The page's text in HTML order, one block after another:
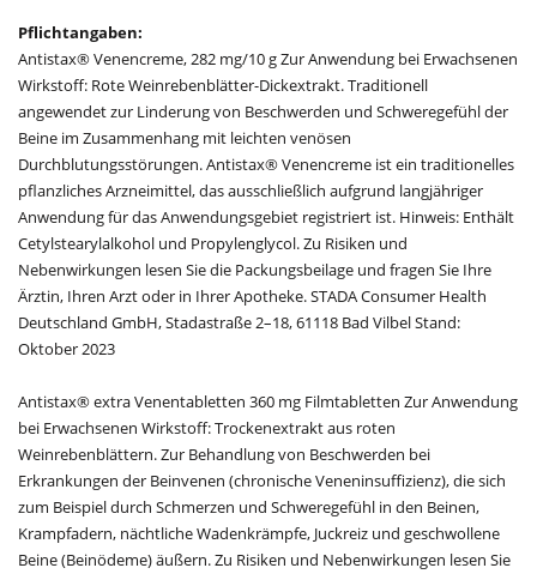
Pflichtangaben:
Antistax® Venencreme, 282 mg/10 g Zur Anwendung bei Erwachsenen
Wirkstoff: Rote Weinrebenblätter-Dickextrakt. Traditionell
angewendet zur Linderung von Beschwerden und Schweregefühl der
Beine im Zusammenhang mit leichten venösen
Durchblutungsstörungen. Antistax® Venencreme ist ein traditionelles
pflanzliches Arzneimittel, das ausschließlich aufgrund langjähriger
Anwendung für das Anwendungsgebiet registriert ist. Hinweis: Enthält
Cetylstearylalkohol und Propylenglycol. Zu Risiken und
Nebenwirkungen lesen Sie die Packungsbeilage und fragen Sie Ihre
Ärztin, Ihren Arzt oder in Ihrer Apotheke. STADA Consumer Health
Deutschland GmbH, Stadastraße 2–18, 61118 Bad Vilbel Stand:
Oktober 2023
Antistax® extra Venentabletten 360 mg Filmtabletten Zur Anwendung
bei Erwachsenen Wirkstoff: Trockenextrakt aus roten
Weinrebenblättern. Zur Behandlung von Beschwerden bei
Erkrankungen der Beinvenen (chronische Veneninsuffizienz), die sich
zum Beispiel durch Schmerzen und Schweregefühl in den Beinen,
Krampfadern, nächtliche Wadenkrämpfe, Juckreiz und geschwollene
Beine (Beinödeme) äußern. Zu Risiken und Nebenwirkungen lesen Sie